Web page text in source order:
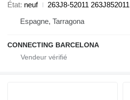
État neuf
263J8-52011 263J852011
Espagne, Tarragona
CONNECTING BARCELONA